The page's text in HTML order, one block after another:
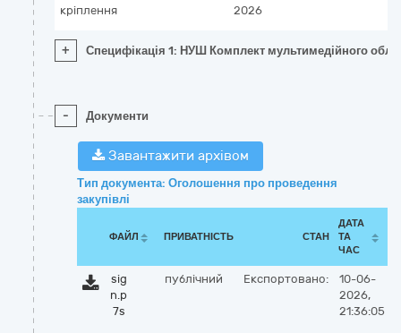
кріплення
2026
+ Специфікація 1: НУШ Комплект мультимедійного
- Документи
Завантажити архівом
Тип документа: Оголошення про проведення
закупівлі
ФАЙЛ ПРИВАТНІСТЬ СТАН
ДАТА
ТА
ЧАС
sig
n.p
7s
публічний Експортовано:
10-06-
2026,
21:36:05